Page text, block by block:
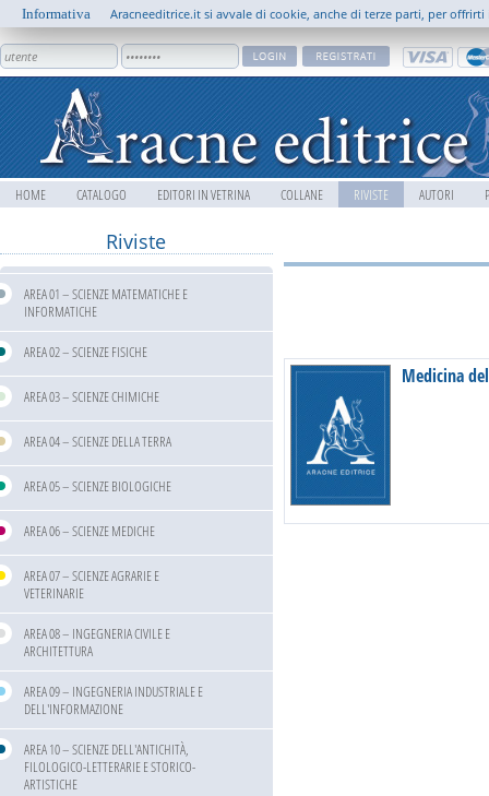
HOME CATALOGO EDITORI IN VETRINA COLLANE RIVISTE AUTORI
Riviste
AREA 01 – SCIENZE MATEMATICHE E
INFORMATICHE
AREA 02 – SCIENZE FISICHE
AREA 03 – SCIENZE CHIMICHE
AREA 04 – SCIENZE DELLA TERRA
AREA 05 – SCIENZE BIOLOGICHE
AREA 06 – SCIENZE MEDICHE
AREA 07 – SCIENZE AGRARIE E
VETERINARIE
AREA 08 – INGEGNERIA CIVILE E
ARCHITETTURA
AREA 09 – INGEGNERIA INDUSTRIALE E
DELL'INFORMAZIONE
AREA 10 – SCIENZE DELL'ANTICHITÀ,
FILOLOGICO-LETTERARIE E STORICO-
ARTISTICHE
Medicina
Informativa Aracneeditrice.it si avvale di cookie, anche di terze parti, per